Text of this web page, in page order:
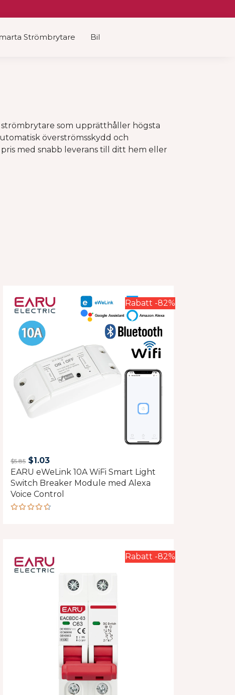
Strömbrytare Bil
som upprätthåller högsta
överströmsskydd och
med snabb leverans till ditt hem eller
Rabatt -82%
$5.85 Original
price
was:
$5.85.
$1.03Current
price
is:
$1.03.
EARU eWeLink 10A WiFi Smart Light
Switch Breaker Module med Alexa
Voice Control
Rabatt -82%